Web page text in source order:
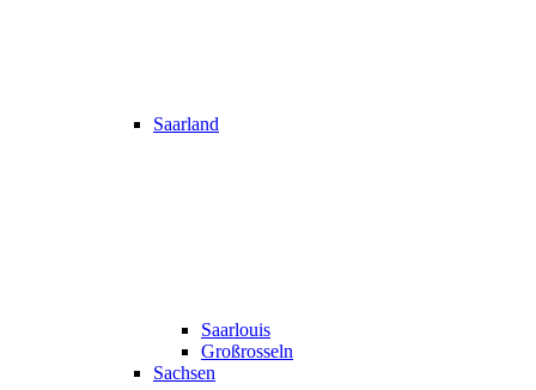
Saarland
Saarlouis
Großrosseln
Sachsen